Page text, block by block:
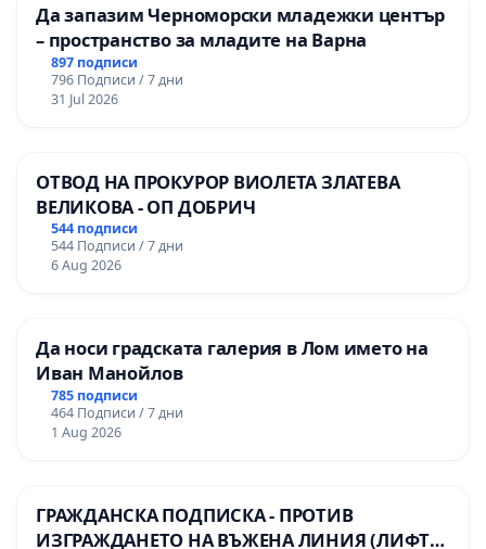
Да запазим Черноморски младежки център
– пространство за младите на Варна
897 подписи
796 Подписи / 7 дни
31 Jul 2026
ОТВОД НА ПРОКУРОР ВИОЛЕТА ЗЛАТЕВА
ВЕЛИКОВА - ОП ДОБРИЧ
544 подписи
544 Подписи / 7 дни
6 Aug 2026
Да носи градската галерия в Лом името на
Иван Манойлов
785 подписи
464 Подписи / 7 дни
1 Aug 2026
ГРАЖДАНСКА ПОДПИСКА - ПРОТИВ
ИЗГРАЖДАНЕТО НА ВЪЖЕНА ЛИНИЯ (ЛИФТ)